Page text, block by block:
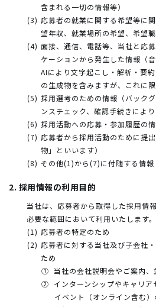
含まれる一切の情報等）
応募者の就業に関する希望等に
望年収、就業場所の希望、希望職
面接、通信、電話等、当社と応
ケーションから発生した情報（
AIにより文字起こし・解析・要
の生成物を含みますが、これに
採用選考のための情報（バック
ンスチェック、確認手続きによ
採用活動への応募・参加履歴の
応募者から採用活動のために提
物」といいます）
その他(1)から(7)に付随する情報
2. 採用情報の利用目的
当社は、応募者から取得した採用情
必要な範囲において利用いたします。
応募者の特定のため
応募者に対する当社及び子会社
ため
当社の会社説明会やご案内
インターンシップやキャリ
イベント（オンライン含む